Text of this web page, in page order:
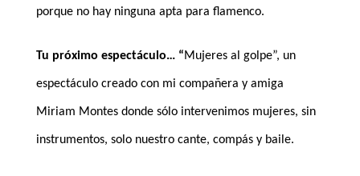
porque no hay ninguna apta para flamenco.
Tu próximo espectáculo… “Mujeres al golpe”, un
espectáculo creado con mi compañera y amiga
Miriam Montes donde sólo intervenimos mujeres, sin
instrumentos, solo nuestro cante, compás y baile.